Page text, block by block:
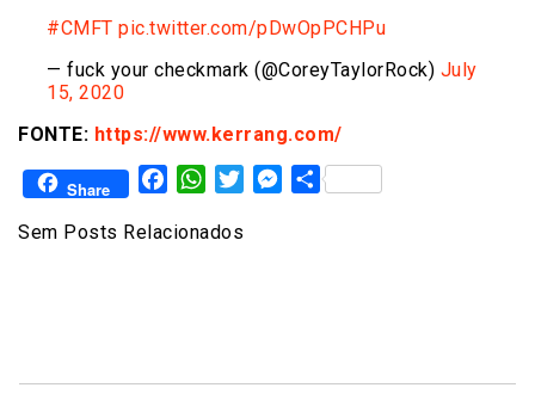
#CMFT pic.twitter.com/pDwOpPCHPu
— fuck your checkmark (@CoreyTaylorRock) July
15, 2020
FONTE: https://www.kerrang.com/
Share FacebookWhatsAppTwitterMessenger
Share
Sem Posts Relacionados